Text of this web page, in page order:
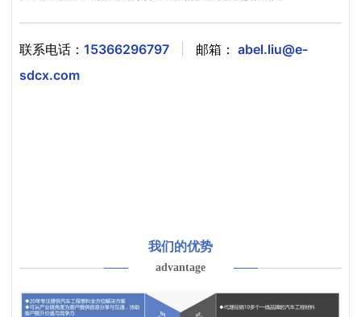
联系电话： 15366296797 邮箱： abel.liu@e-
sdcx.com
我们的优势
advantage